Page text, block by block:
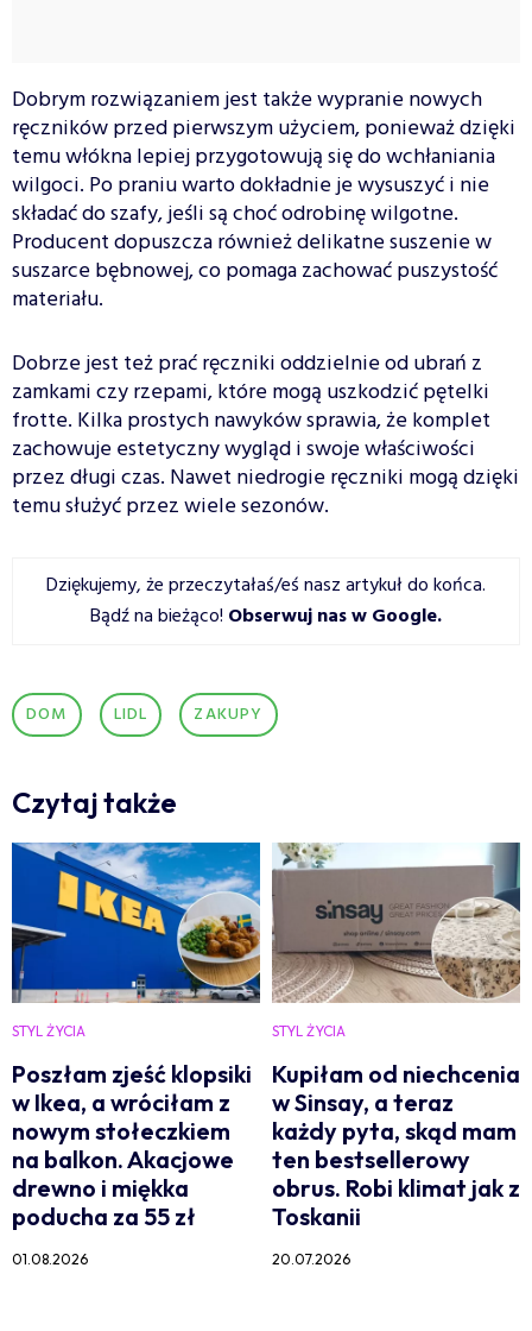
Dobrym rozwiązaniem jest także wypranie nowych
ręczników przed pierwszym użyciem, ponieważ dzięki
temu włókna lepiej przygotowują się do wchłaniania
wilgoci. Po praniu warto dokładnie je wysuszyć i nie
składać do szafy, jeśli są choć odrobinę wilgotne.
Producent dopuszcza również delikatne suszenie w
suszarce bębnowej, co pomaga zachować puszystość
materiału.
Dobrze jest też prać ręczniki oddzielnie od ubrań z
zamkami czy rzepami, które mogą uszkodzić pętelki
frotte. Kilka prostych nawyków sprawia, że komplet
zachowuje estetyczny wygląd i swoje właściwości
przez długi czas. Nawet niedrogie ręczniki mogą dzięki
temu służyć przez wiele sezonów.
Dziękujemy, że przeczytałaś/eś nasz artykuł do końca.
Bądź na bieżąco! Obserwuj nas w Google.
DOM LIDL ZAKUPY
Czytaj także
STYL ŻYCIA
Poszłam zjeść klopsiki
w Ikea, a wróciłam z
nowym stołeczkiem
na balkon. Akacjowe
drewno i miękka
poducha za 55 zł
01.08.2026
STYL ŻYCIA
Kupiłam od niechcenia
w Sinsay, a teraz
każdy pyta, skąd mam
ten bestsellerowy
obrus. Robi klimat jak z
Toskanii
20.07.2026